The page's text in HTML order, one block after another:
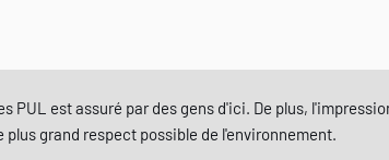
PUL est assuré par des gens d'ici. De plus,
plus grand respect possible de l'environnement.